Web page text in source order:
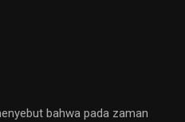
bahwa pada zaman